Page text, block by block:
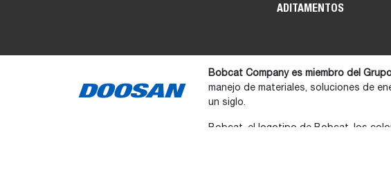
ADITAMENTOS
Bobcat Company es miembro del
manejo de materiales, soluciones de
un siglo.
Bobcat, el logotipo de Bobcat, los